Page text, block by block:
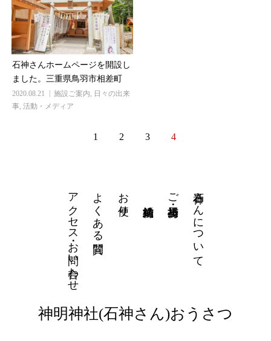
石神さんホームページを開設し
ました。三重県鳥羽市相差町
【神明神社】
2020.08.21 施設ご案内
日々の出来
事 活動・メディア
1 2 3 4
石神さんについて
ご祈祷・授与品
お便り
よくある質問
アクセス・お問い合わせ
神明神社(石神さん)おうさつ